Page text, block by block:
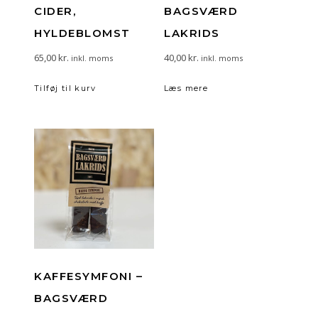
CIDER,
HYLDEBLOMST
65,00kr. inkl. moms
Tilføj til kurv
BAGSVÆRD
LAKRIDS
40,00kr. inkl. moms
Læs mere
KAFFESYMFONI –
BAGSVÆRD